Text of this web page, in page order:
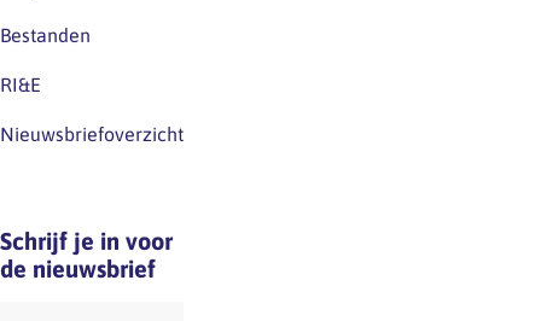
Bestanden
RI&E
Nieuwsbriefoverzicht
Schrijf je in voor
de nieuwsbrief